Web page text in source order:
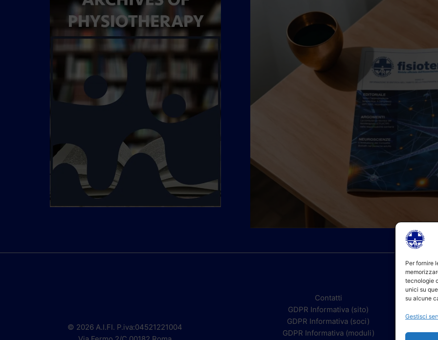
Per fornire
tecnologie
unici su
su alcune
Gestisci
© 2026 A.I.FI. P.iva:04521221004
Contatti
GDPR Informativa (sito)
GDPR Informativa (soci)
GDPR Informativa (moduli)